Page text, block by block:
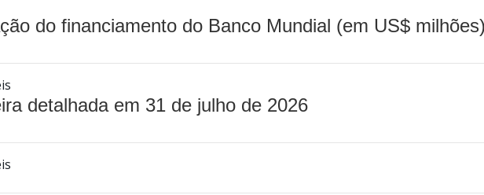
do financiamento do Banco Mundial (em US$
detalhada em 31 de julho de 2026